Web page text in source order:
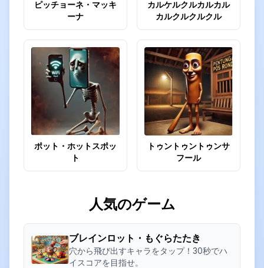
ピッチョーネ・マッキ
ーナ
カルケルクルカルカル
カルクルクルクル
ポット・ホットスポッ
ト
トゥントゥントゥンサ
フール
人気のゲーム
ブレインロット・もぐらたたき
穴から飛び出すキャラをタップ！30秒でハ
イスコアを目指せ。